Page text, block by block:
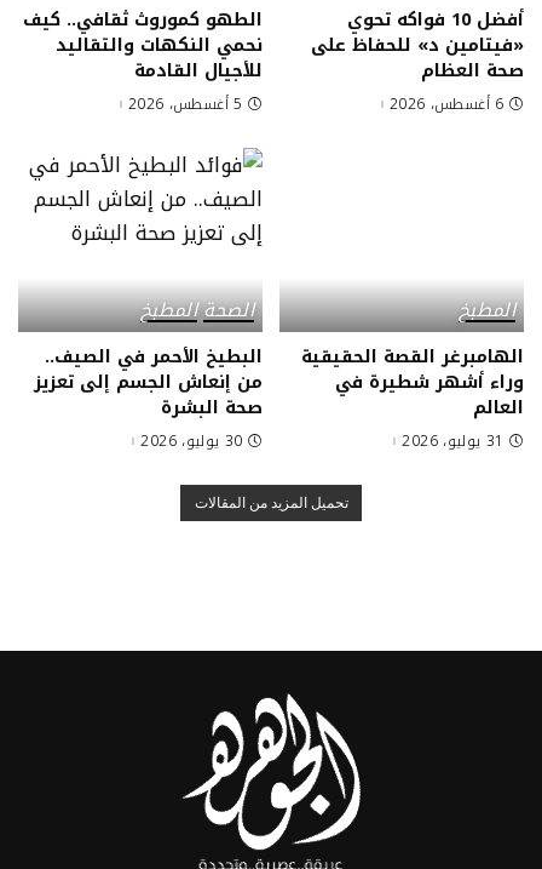
أفضل 10 فواكه تحوي
«فيتامين د» للحفاظ على
صحة العظام
6 أغسطس، 2026
الطهو كموروث ثقافي.. كيف
نحمي النكهات والتقاليد
للأجيال القادمة
5 أغسطس، 2026
المطبخ
الهامبرغر القصة الحقيقية
وراء أشهر شطيرة في
العالم
31 يوليو، 2026
الصحةالمطبخ
البطيخ الأحمر في الصيف..
من إنعاش الجسم إلى تعزيز
صحة البشرة
30 يوليو، 2026
تحميل المزيد من المقالات